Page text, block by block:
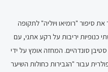
הפרברים" (1957) העביר את סיפור "רומיאו ויוליה" לתקופה
כנופיות יריבות על רקע אתני, עם
סטיבן סונדהיים. המחזה אומץ על ידי
עבור "הגבירות כחולות השיער